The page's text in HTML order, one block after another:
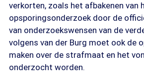
verkorten, zoals het afbakenen van
opsporingsonderzoek door de
van onderzoekswensen van de
volgens van der Burg moet ook de
maken over de strafmaat en het
onderzocht worden.